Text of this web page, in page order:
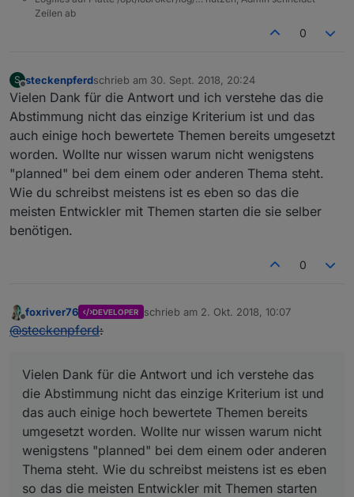
Zeilen ab
0
S
Offline
steckenpferdschrieb am 30. Sept. 2018, 20:24
zuletzt editiert von
Vielen Dank für die Antwort und ich verstehe das die
Abstimmung nicht das einzige Kriterium ist und das
auch einige hoch bewertete Themen bereits umgesetzt
worden. Wollte nur wissen warum nicht wenigstens
"planned" bei dem einem oder anderen Thema steht.
Wie du schreibst meistens ist es eben so das die
meisten Entwickler mit Themen starten die sie selber
benötigen.
0
Offline
foxriver76 DEVELOPER schrieb am 2. Okt. 2018, 10:07
zuletzt editiert von
@steckenpferd:
Vielen Dank für die Antwort und ich verstehe das
die Abstimmung nicht das einzige Kriterium ist und
das auch einige hoch bewertete Themen bereits
umgesetzt worden. Wollte nur wissen warum nicht
wenigstens "planned" bei dem einem oder anderen
Thema steht. Wie du schreibst meistens ist es eben
so das die meisten Entwickler mit Themen starten